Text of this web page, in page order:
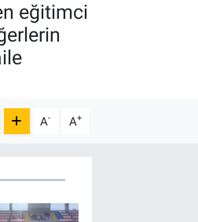
eğitimci
A- A+